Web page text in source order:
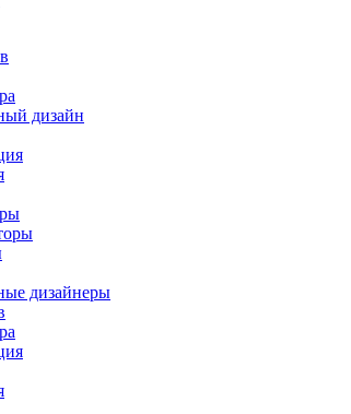
дизайн
дизайнеры